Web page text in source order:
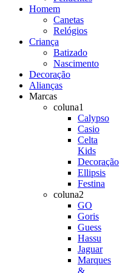
Homem
Canetas
Relógios
Criança
Batizado
Nascimento
Decoração
Alianças
Marcas
coluna1
Calypso
Casio
Celta
Kids
Decoração
Ellipsis
Festina
coluna2
GO
Goris
Guess
Hassu
Jaguar
Marques
&